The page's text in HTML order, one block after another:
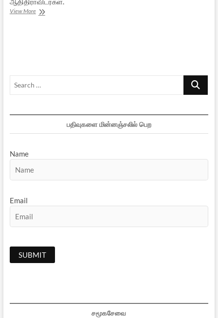
View Moreநீதிக்கட்சியின்
Search
பதிவுகளை மின்னஞ்சலில் பெற
Name
Email
சமூகசேவை